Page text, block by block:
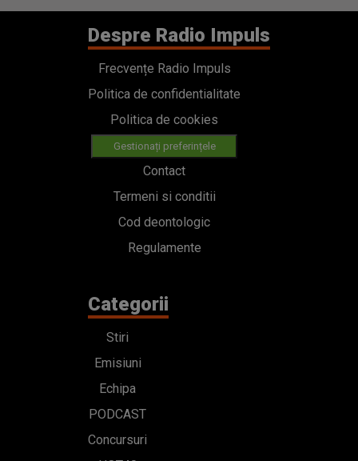
Despre Radio Impuls
Frecvențe Radio Impuls
Politica de confidentialitate
Politica de cookies
Gestionați preferințele
Contact
Termeni si conditii
Cod deontologic
Regulamente
Categorii
Stiri
Emisiuni
Echipa
PODCAST
Concursuri